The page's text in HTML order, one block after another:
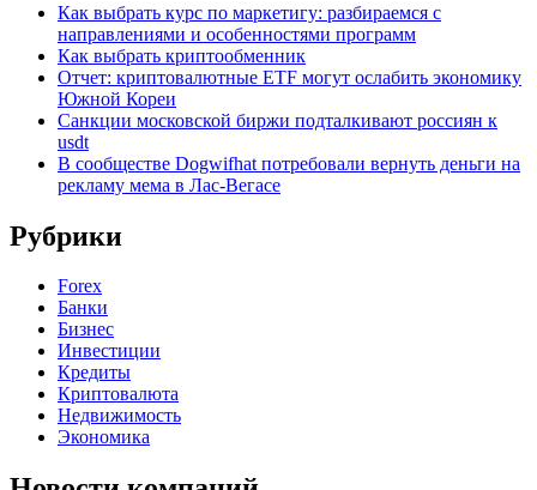
Как выбрать курс по маркетигу: разбираемся с
направлениями и особенностями программ
Как выбрать криптообменник
Отчет: криптовалютные ETF могут ослабить экономику
Южной Кореи
Санкции московской биржи подталкивают россиян к
usdt
В сообществе Dogwifhat потребовали вернуть деньги на
рекламу мема в Лас-Вегасе
Рубрики
Forex
Банки
Бизнес
Инвестиции
Кредиты
Криптовалюта
Недвижимость
Экономика